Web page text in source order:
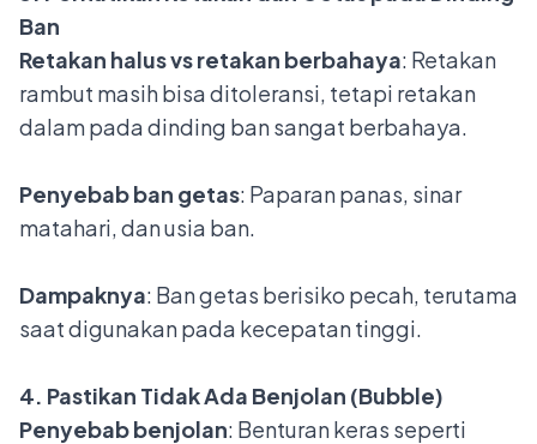
Ban
Retakan halus vs retakan berbahaya: Retakan
rambut masih bisa ditoleransi, tetapi retakan
dalam pada dinding ban sangat berbahaya.
Penyebab ban getas: Paparan panas, sinar
matahari, dan usia ban.
Dampaknya: Ban getas berisiko pecah, terutama
saat digunakan pada kecepatan tinggi.
4. Pastikan Tidak Ada Benjolan (Bubble)
Penyebab benjolan: Benturan keras seperti